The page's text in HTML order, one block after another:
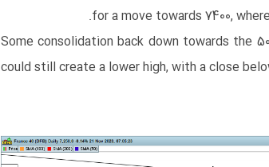
for a move towards 7400,
​Some consolidation back down towards the
could still create a lower high, with a close